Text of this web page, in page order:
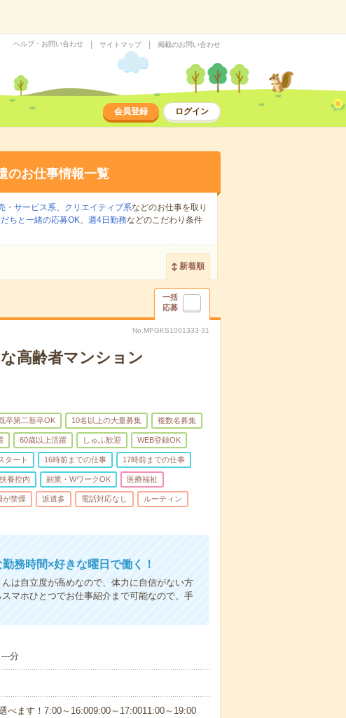
ヘルプ・お問い合わせ サイトマップ 掲載のお問い合わせ
会員登録 ログイン
のお仕事情報一覧
・サービス系、 クリエイティブ系などのお仕事を取り
ちと一緒の応募OK、 週4日勤務などのこだわり条件
新着順
一括
応募
No.MPGKS1001333-31
高齢者マンション
卒第二新卒OK 10名以上の大量募集 複数名募集
60歳以上活躍 しゅふ歓迎 WEB登録OK
タート 16時前までの仕事 17時前までの仕事
扶養控内 副業・WワークOK 医療福祉
が禁煙 派遣多 電話対応なし ルーティン
務時間×好きな曜日で働く！
は自立度が高めなので、体力に自信がない方
マホひとつでお仕事紹介まで可能なので、手
分
ます！7:00～16:009:00～17:0011:00～19:00